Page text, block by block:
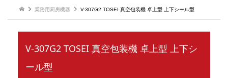
業務用厨房機器 V-307G2 TOSEI 真空包装機 卓上型 上下シール型
V-307G2 TOSEI 真空包装機 卓上型 上下シ
ール型